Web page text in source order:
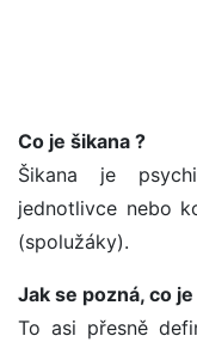
Co je šikana ?
Šikana je
jednotlivce nebo
(spolužáky).
Jak se pozná, co
To asi přesně